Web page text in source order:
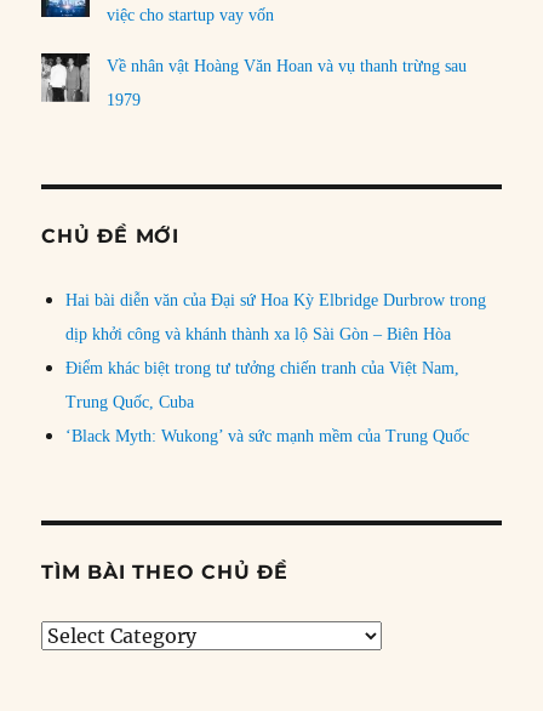
việc cho startup vay vốn
Về nhân vật Hoàng Văn Hoan và vụ thanh trừng sau
1979
CHỦ ĐỀ MỚI
Hai bài diễn văn của Đại sứ Hoa Kỳ Elbridge Durbrow trong
dịp khởi công và khánh thành xa lộ Sài Gòn – Biên Hòa
Điểm khác biệt trong tư tưởng chiến tranh của Việt Nam,
Trung Quốc, Cuba
‘Black Myth: Wukong’ và sức mạnh mềm của Trung Quốc
TÌM BÀI THEO CHỦ ĐỀ
Tìm